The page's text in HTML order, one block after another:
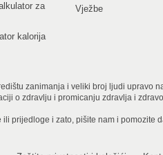
za
kalorija
Vježbe
zanimanja i veliki broj ljudi upravo
o zdravlju i promicanju zdravlja i
prijedloge i zato, pišite nam i pomozite